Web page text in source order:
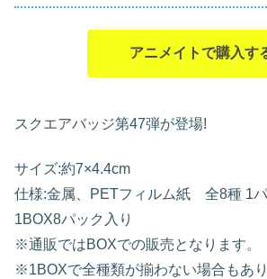
アニメイトで購入す
スクエアバッジ第47弾が登場!
サイズ:約7×4.4cm
仕様:金属、PETフィルム紙 全8種 1パ
1BOX8パック入り
※通販ではBOXでの販売となります。
※1BOXで全種類が揃わない場合もあ